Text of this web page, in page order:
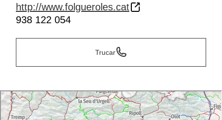
http://www.folgueroles.cat
938 122 054
Trucar